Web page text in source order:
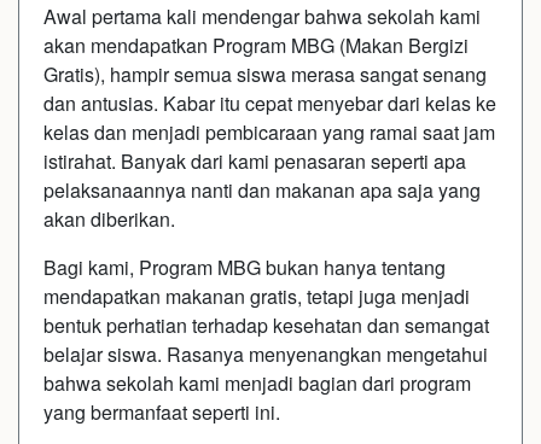
Awal pertama kali mendengar bahwa sekolah kami
akan mendapatkan Program MBG (Makan Bergizi
Gratis), hampir semua siswa merasa sangat senang
dan antusias. Kabar itu cepat menyebar dari kelas ke
kelas dan menjadi pembicaraan yang ramai saat jam
istirahat. Banyak dari kami penasaran seperti apa
pelaksanaannya nanti dan makanan apa saja yang
akan diberikan.
Bagi kami, Program MBG bukan hanya tentang
mendapatkan makanan gratis, tetapi juga menjadi
bentuk perhatian terhadap kesehatan dan semangat
belajar siswa. Rasanya menyenangkan mengetahui
bahwa sekolah kami menjadi bagian dari program
yang bermanfaat seperti ini.